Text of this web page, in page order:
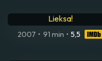
Lieksa!
2007 • 91 min • 5,5